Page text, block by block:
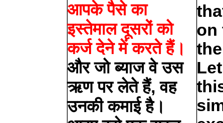
आपके पैसे का
इस्तेमाल दूसरों को
कर्ज देने में करते हैं।
और जो ब्याज वे उस
ऋण पर लेते हैं, वह
उनकी कमाई है।
on